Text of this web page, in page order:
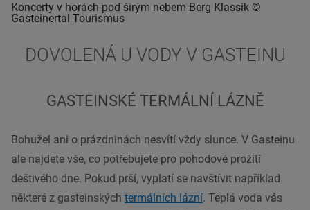
Koncerty v horách pod širým nebem Berg Klassik ©
Gasteinertal Tourismus
DOVOLENÁ U VODY V GASTEINU
GASTEINSKÉ TERMÁLNÍ LÁZNĚ
Bohužel ani o prázdninách nesvítí vždy slunce. V Gasteinu
ale najdete vše, co potřebujete pro pohodové prožití
deštivého dne. Pokud prší, vyplatí se navštívit například
některé z gasteinských termálních lázní. Teplá voda vás